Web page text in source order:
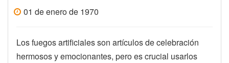
01 de enero de 1970
Los fuegos artificiales son artículos de celebración
hermosos y emocionantes, pero es crucial usarlos